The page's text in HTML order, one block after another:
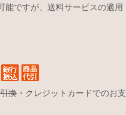
能ですが、送料サービスの適用
換 ・クレジットカードでのお支